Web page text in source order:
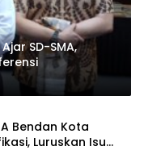
SD-SMA,
Bendan Kota
Luruskan Isu